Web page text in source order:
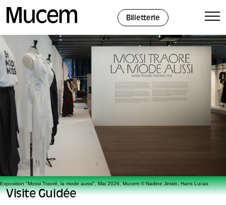
Billetterie
Exposition "Mossi Traoré, la mode aussi", Mai 2026, Mucem © Nadine Jestin, Hans Lucas
Visite Guidée